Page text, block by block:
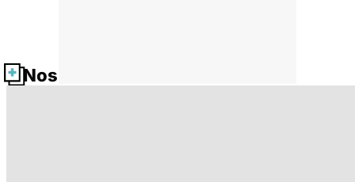
Nos fiches santé